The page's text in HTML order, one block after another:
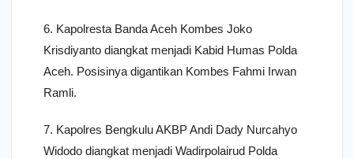
6. Kapolresta Banda Aceh Kombes Joko
Krisdiyanto diangkat menjadi Kabid Humas Polda
Aceh. Posisinya digantikan Kombes Fahmi Irwan
Ramli.
7. Kapolres Bengkulu AKBP Andi Dady Nurcahyo
Widodo diangkat menjadi Wadirpolairud Polda